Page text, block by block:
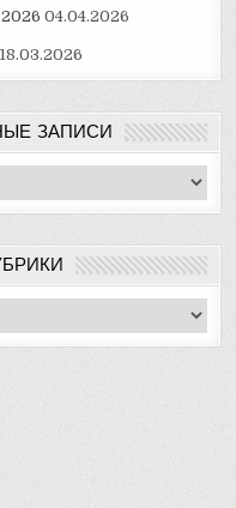
2026 04.04.2026
18.03.2026
ЗАПИСИ